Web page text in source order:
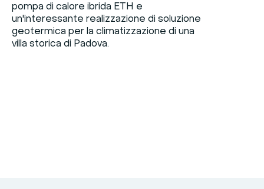
pompa di calore ibrida ETH e
un'interessante realizzazione di soluzione
geotermica per la climatizzazione di una
villa storica di Padova.